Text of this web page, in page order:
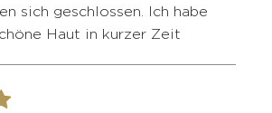
sich geschlossen. Ich habe
Haut in kurzer Zeit